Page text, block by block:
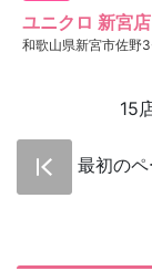
ユニクロ 新宮店
和歌山県新宮市佐野
15
最初の